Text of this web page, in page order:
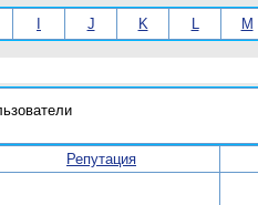
J K L M
Репутация